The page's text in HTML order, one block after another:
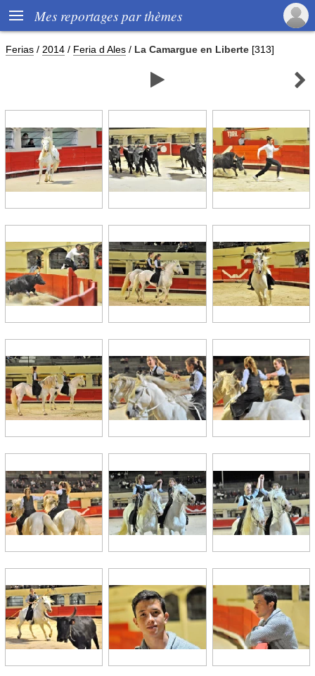
 Mes reportages par thèmes
Ferias / 2014 / Feria d Ales / La Camargue en Liberte [313]
 